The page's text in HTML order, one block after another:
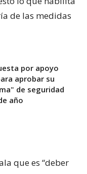
de las medidas
por apoyo
aprobar su
de seguridad
año
que es “deber